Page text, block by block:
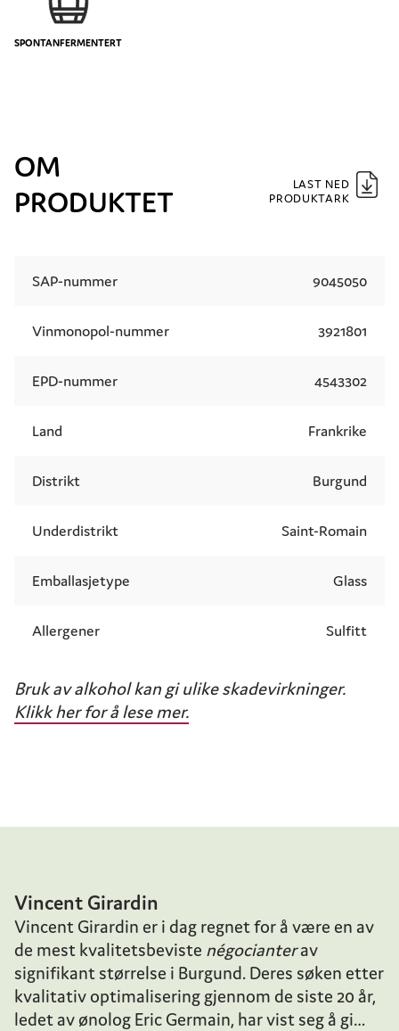
SPONTANFERMENTERT
OM
PRODUKTET
LAST NED
PRODUKTARK
SAP-nummer 9045050
Vinmonopol-nummer 3921801
EPD-nummer 4543302
Land Frankrike
Distrikt Burgund
Underdistrikt Saint-Romain
Emballasjetype Glass
Allergener Sulfitt
Bruk av alkohol kan gi ulike skadevirkninger.
Klikk her for å lese mer.
Vincent Girardin
Vincent Girardin er i dag regnet for å være en av
de mest kvalitetsbeviste négocianterav
signifikant størrelse i Burgund. Deres søken etter
kvalitativ optimalisering gjennom de siste 20 år,
ledet av ønolog Eric Germain, har vist seg å gi